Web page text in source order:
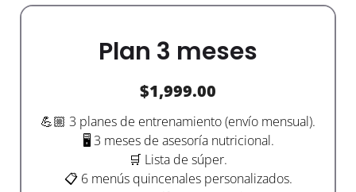
Plan 3 meses
$1,999.00
💪🏼 3 planes de entrenamiento (envío mensual).
🖥️ 3 meses de asesoría nutricional.
🛒 Lista de súper.
📋 6 menús quincenales personalizados.